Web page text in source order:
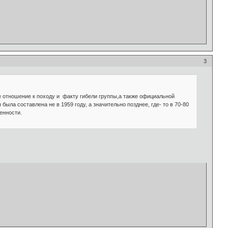
3
к походу и факту гибели группы,а также официальной
составлена не в 1959 году, а значительно позднее, где- то в 70-80